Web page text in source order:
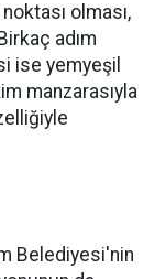
olması,
adım
ise yemyeşil
manzarasıyla
Belediyesi'nin